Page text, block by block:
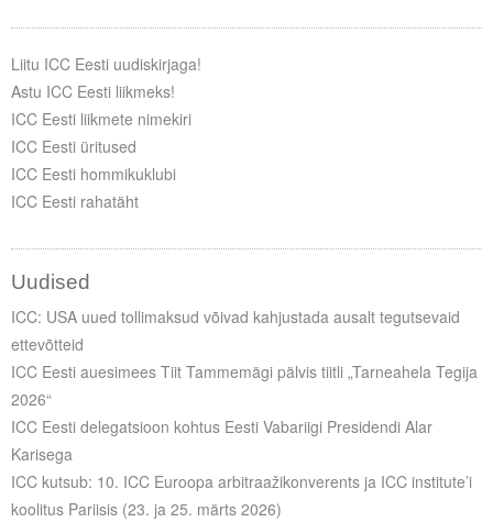
Oskusteave
Abimaterjalid
Projektid
Liitu ICC Eesti uudiskirjaga!
Astu ICC Eesti liikmeks!
ICC Eesti liikmete nimekiri
ICC Eesti üritused
ICC Eesti hommikuklubi
ICC Eesti rahatäht
Uudised
ICC: USA uued tollimaksud võivad kahjustada ausalt tegutsevaid
ettevõtteid
ICC Eesti auesimees Tiit Tammemägi pälvis tiitli „Tarneahela Tegija
2026“
ICC Eesti delegatsioon kohtus Eesti Vabariigi Presidendi Alar
Karisega
ICC kutsub: 10. ICC Euroopa arbitraažikonverents ja ICC institute’i
koolitus Pariisis (23. ja 25. märts 2026)